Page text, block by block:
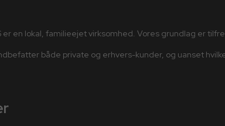
er en lokal, familieejet virksomhed. Vores grundlag er
både private og erhvers-kunder, og uanset